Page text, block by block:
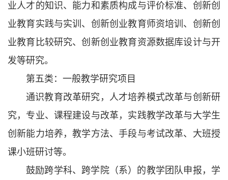
业人才的知识、能力和素质构成与评价标准、创新创
业教育实践与实训、创新创业教育师资培训、创新创
业教育比较研究、创新创业教育资源数据库设计与开
发等研究。
第五类：一般教学研究项目
通识教育改革研究，人才培养模式改革与创新研
究，专业、课程建设与改革，实践教学改革与大学生
创新能力培养，教学方法、手段与考试改革、大班授
课小班研讨等。
鼓励跨学科、跨学院（系）的教学团队申报，学